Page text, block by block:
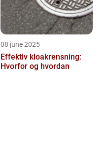
08 june 2025
Effektiv kloakrensning:
Hvorfor og hvordan